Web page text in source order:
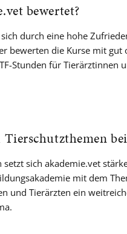
bewertet?
durch eine hohe
bewerten die Kurse mit gut
Stunden für Tierärztinnen
sich akademie.vet
mit dem
und Tierärzten ein